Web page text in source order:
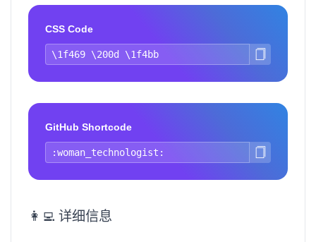
CSS Code
GitHub Shortcode
👩‍💻 详细信息